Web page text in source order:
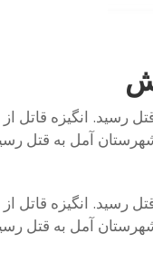
انگیزه قاتل
توسط همسرش در
انگیزه قاتل